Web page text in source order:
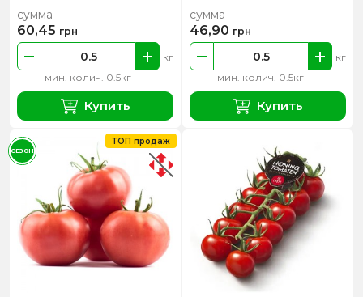
мин. колич. 0.5кг
кг
сумма
60,45 грн
Купить
мин. колич. 0.5кг
кг
сумма
46,90 грн
Купить
ТОП продаж
СЕЗОН